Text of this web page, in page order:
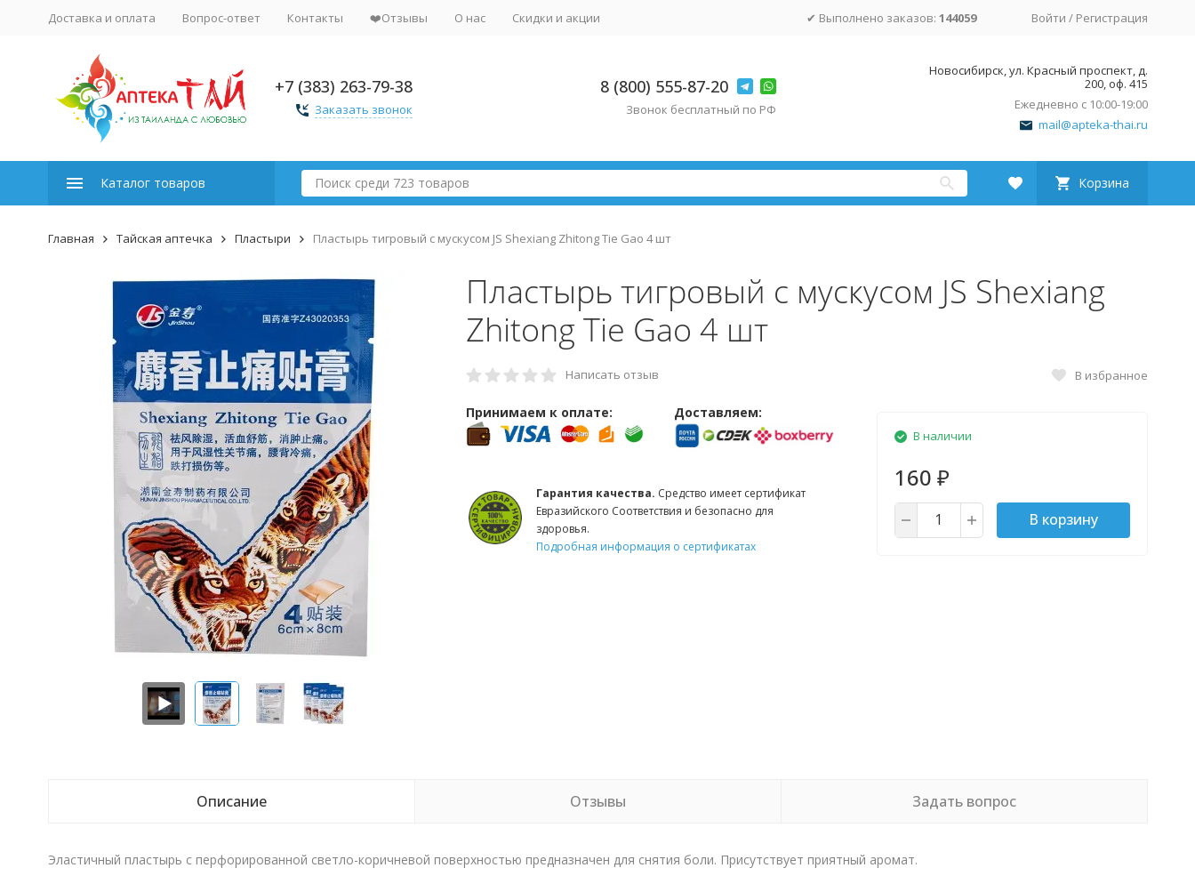
Доставка и оплата Вопрос-ответ Контакты ❤️Отзывы О нас Скидки и акции ✔ Выполнено заказов: 144059 Войти / Регистрация
+7 (383) 263-79-38
Заказать звонок
8 (800) 555-87-20
Звонок бесплатный по РФ
Новосибирск, ул. Красный проспект, д.
200, оф. 415
Ежедневно с 10:00-19:00
mail@apteka-thai.ru
Каталог товаров Корзина
Главная Тайская аптечка Пластыри Пластырь тигровый с мускусом JS Shexiang Zhitong Tie Gao 4 шт
Пластырь тигровый с мускусом JS Shexiang
Zhitong Tie Gao 4 шт
Написать отзыв В избранное
Принимаем к оплате: Доставляем:
Гарантия качества. Средство имеет сертификат
Евразийского Соответствия и безопасно для
здоровья.
Подробная информация о сертификатах
В наличии
160 ₽
В корзину
Описание Отзывы Задать вопрос
Эластичный пластырь с перфорированной светло-коричневой поверхностью предназначен для снятия боли. Присутствует приятный аромат.